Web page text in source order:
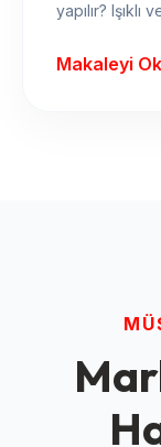
yapılır? Işıklı
Makaleyi